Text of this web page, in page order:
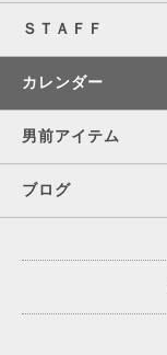
ＳＴＡＦＦ
カレンダー
男前アイテム
ブログ